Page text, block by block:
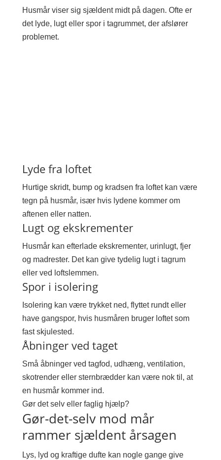
Husmår viser sig sjældent midt på dagen. Ofte er
det lyde, lugt eller spor i tagrummet, der afslører
problemet.
Lyde fra loftet
Hurtige skridt, bump og kradsen fra loftet kan være
tegn på husmår, især hvis lydene kommer om
aftenen eller natten.
Lugt og ekskrementer
Husmår kan efterlade ekskrementer, urinlugt, fjer
og madrester. Det kan give tydelig lugt i tagrum
eller ved loftslemmen.
Spor i isolering
Isolering kan være trykket ned, flyttet rundt eller
have gangspor, hvis husmåren bruger loftet som
fast skjulested.
Åbninger ved taget
Små åbninger ved tagfod, udhæng, ventilation,
skotrender eller sternbrædder kan være nok til, at
en husmår kommer ind.
Gør det selv eller faglig hjælp?
Gør-det-selv mod mår
rammer sjældent årsagen
Lys, lyd og kraftige dufte kan nogle gange give